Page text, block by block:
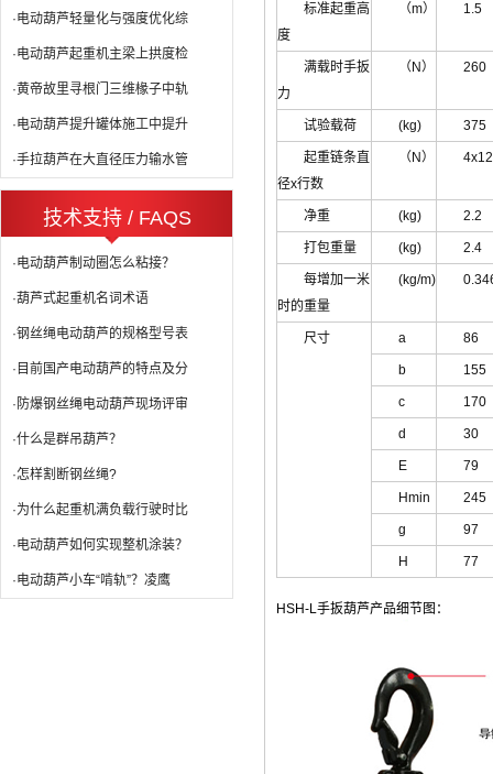
·电动葫芦轻量化与强度优化综
·电动葫芦起重机主梁上拱度检
·黄帝故里寻根门三维椽子中轨
·电动葫芦提升罐体施工中提升
·手拉葫芦在大直径压力输水管
技术支持 / FAQS
·电动葫芦制动圈怎么粘接？
·葫芦式起重机名词术语
·钢丝绳电动葫芦的规格型号表
·目前国产电动葫芦的特点及分
·防爆钢丝绳电动葫芦现场评审
·什么是群吊葫芦？
·怎样割断钢丝绳?
·为什么起重机满负载行驶时比
·电动葫芦如何实现整机涂装？
·电动葫芦小车“啃轨”？凌鹰
标准起重高
度
（m） 1.5
满载时手扳
力
（N） 260
试验载荷 (kg) 375
起重链条直
径x行数
（N） 4x12
净重 (kg) 2.2
打包重量 (kg) 2.4
每增加一米
时的重量
(kg/m)
尺寸 a 86
b 155
c 170
d 30
E 79
Hmin 245
g 97
H 77
HSH-L手扳葫芦产品细节图：